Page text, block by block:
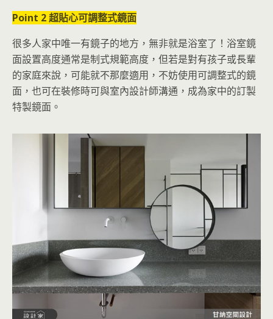
Point 2 超貼心可調整式鏡面
很多人家中唯一有鏡子的地方，無非就是浴室了！浴室鏡
面設置高度通常是制式規範高度，但若是對有孩子或長輩
的家庭來說，可能就不那麼適用，不妨使用可調整式的鏡
面，也可在裝修時可與室內設計師溝通，成為家中的訂製
特製鏡面。